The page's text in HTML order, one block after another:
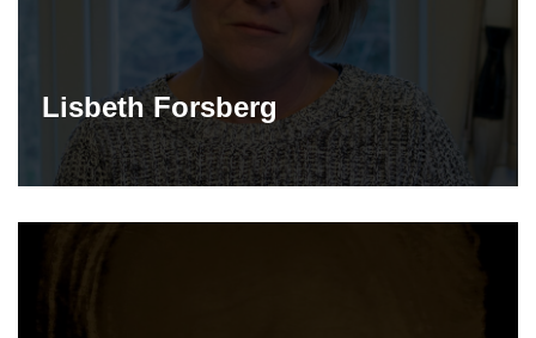
Lisbeth Forsberg